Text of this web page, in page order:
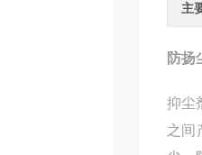
主
防扬
抑尘
之间